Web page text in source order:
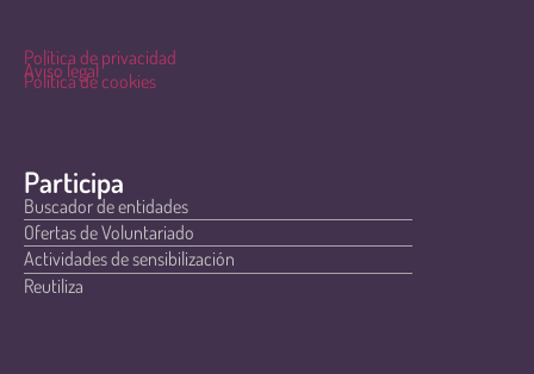
Política de privacidad
Aviso legal
Política de cookies
Participa
Buscador de entidades
Ofertas de Voluntariado
Actividades de sensibilización
Reutiliza